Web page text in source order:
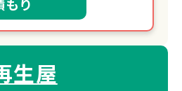
もり
生屋